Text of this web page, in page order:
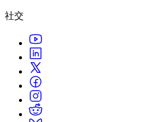
探索 Unity 支持的超过 25 个平台
常态化运营
游戏上线后的数据洞察与常态化运营
Grow
用户获取
被发现并获取移动用户
实现运营卓越
零售
将店内体验转化为在线体验
汽车
提升创新能力和车内体验
查看所有行业
技术术语库
案例分析
真实成功案例
最佳实践指南
专家提示和技巧
直播活动
Unity奖项
庆祝全球的Unity创作者
你是Unity 新手？开始您的旅程
使用指南
可操作的技巧和最佳实践
教育
对于学生
开启您的职业生涯
社交